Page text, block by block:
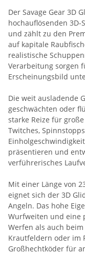
Der Savage Gear 3D
hochauflösenden 3D-
und zählt zu den
auf kapitale
realistische
Verarbeitung sorgen
Erscheinungsbild
Die weit ausladende
geschwächten oder
starke Reize für
Twitches,
präsentieren und
verführerisches
Mit einer Länge von
eignet sich der 3D
Angeln. Das hohe
Wurfweiten und eine
Werfen als auch
Krautfeldern oder im
Großhechtköder für